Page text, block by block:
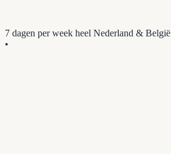
7 dagen per week heel Nederland & België
•